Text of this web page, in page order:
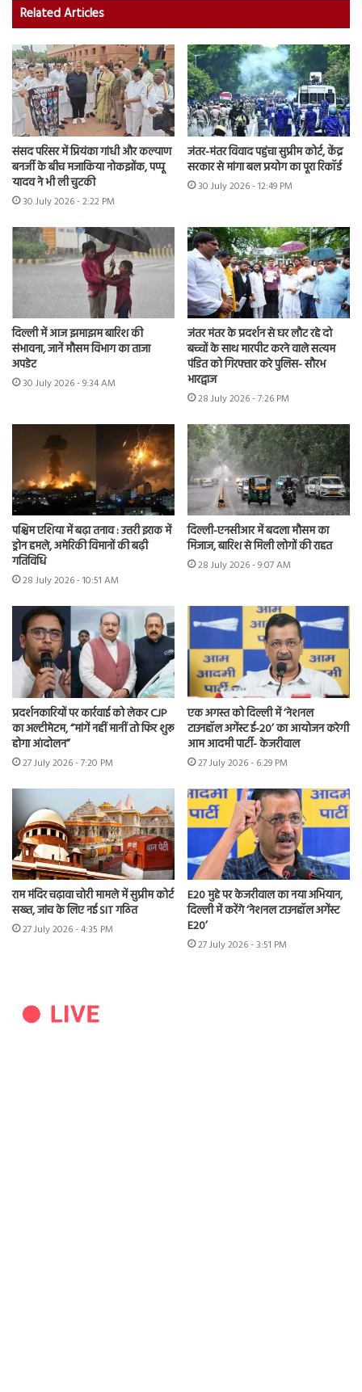
Related Articles
संसद परिसर में प्रियंका गांधी और कल्याण
बनर्जी के बीच मजाकिया नोकझोंक, पप्पू
यादव ने भी ली चुटकी
30 July 2026 - 2:22 PM
जंतर-मंतर विवाद पहुंचा सुप्रीम कोर्ट, केंद्र
सरकार से मांगा बल प्रयोग का पूरा रिकॉर्ड
30 July 2026 - 12:49 PM
दिल्ली में आज झमाझम बारिश की
संभावना, जानें मौसम विभाग का ताजा
अपडेट
30 July 2026 - 9:34 AM
जंतर मंतर के प्रदर्शन से घर लौट रहे दो
बच्चों के साथ मारपीट करने वाले सत्यम
पंडित को गिरफ्तार करे पुलिस- सौरभ
भारद्वाज
28 July 2026 - 7:26 PM
पश्चिम एशिया में बढ़ा तनाव : उत्तरी इराक में
ड्रोन हमले, अमेरिकी विमानों की बढ़ी
गतिविधि
28 July 2026 - 10:51 AM
दिल्ली-एनसीआर में बदला मौसम का
मिजाज, बारिश से मिली लोगों की राहत
28 July 2026 - 9:07 AM
प्रदर्शनकारियों पर कार्रवाई को लेकर CJP
का अल्टीमेटम, “मांगें नहीं मानीं तो फिर शुरू
होगा आंदोलन”
27 July 2026 - 7:20 PM
एक अगस्त को दिल्ली में ‘नेशनल
टाउनहॉल अगेंस्ट ई-20’ का आयोजन करेगी
आम आदमी पार्टी- केजरीवाल
27 July 2026 - 6:29 PM
राम मंदिर चढ़ावा चोरी मामले में सुप्रीम कोर्ट
सख्त, जांच के लिए नई SIT गठित
27 July 2026 - 4:35 PM
E20 मुद्दे पर केजरीवाल का नया अभियान,
दिल्ली में करेंगे ‘नेशनल टाउनहॉल अगेंस्ट
E20’
27 July 2026 - 3:51 PM